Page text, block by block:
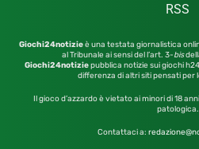
RSS
Giochi24notizieè una testata giornalistica
al Tribunale ai sensi del l’art. 3-bis
Giochi24notiziepubblica notizie sui giochi
differenza di altri siti pensati per
Il gioco d’azzardo è vietato ai minori di 18
patologica.
Contattaci a: